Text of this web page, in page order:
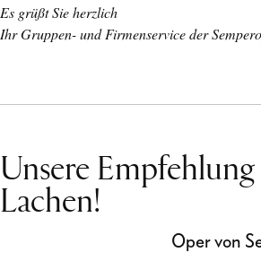
Es grüßt Sie herzlich
Ihr Gruppen- und Firmenservice der
Unsere
Lachen!
Oper von